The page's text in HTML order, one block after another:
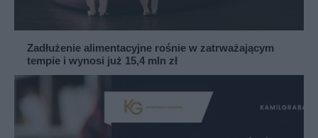
Zadłużenie alimentacyjne rośnie w zatrważającym
tempie i wynosi już 15,4 mln zł